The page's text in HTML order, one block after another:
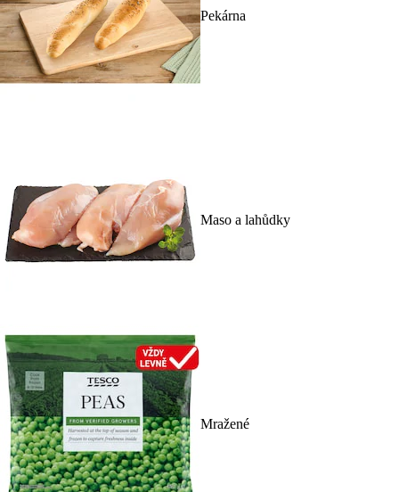
Pekárna
Maso a lahůdky
Mražené